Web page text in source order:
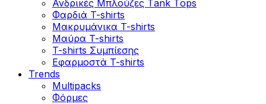
Ανδρικές Mπλούζες Τank Τops
Φαρδιά T-shirts
Μακρυμάνικα T-shirts
Μαύρα T-shirts
T-shirts Συμπίεσης
Εφαρμοστά T-shirts
Trends
Multipacks
Φόρμες